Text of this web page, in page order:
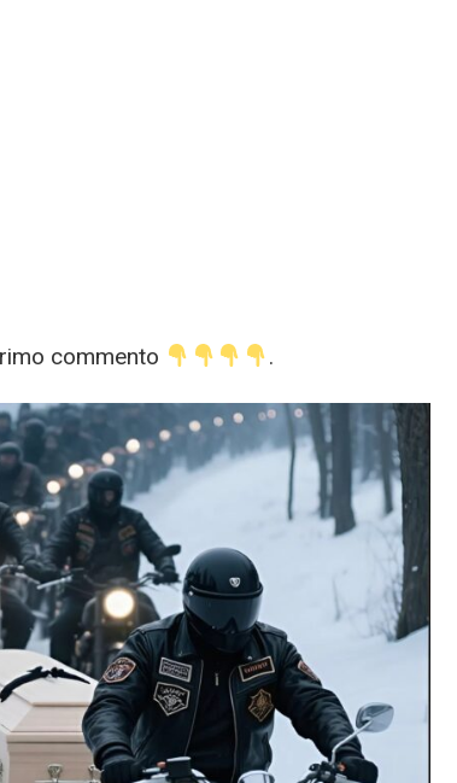
commento .